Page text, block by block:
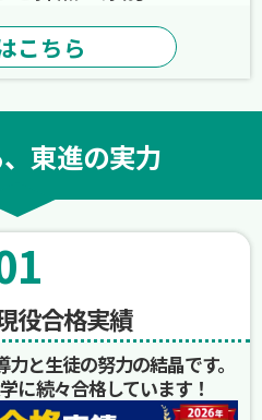
こちら
東進の実力
役合格実績
と生徒の努力の結晶です。
に続々合格しています！